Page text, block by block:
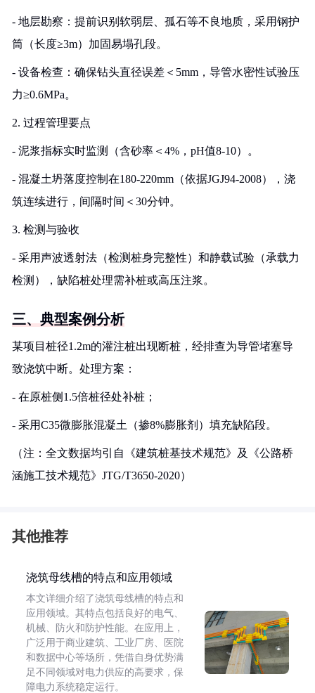
- 地层勘察：提前识别软弱层、孤石等不良地质，采用钢护
筒（长度≥3m）加固易塌孔段。
- 设备检查：确保钻头直径误差＜5mm，导管水密性试验压
力≥0.6MPa。
2. 过程管理要点
- 泥浆指标实时监测（含砂率＜4%，pH值8-10）。
- 混凝土坍落度控制在180-220mm（依据JGJ94-2008），浇
筑连续进行，间隔时间＜30分钟。
3. 检测与验收
- 采用声波透射法（检测桩身完整性）和静载试验（承载力
检测），缺陷桩处理需补桩或高压注浆。
三、典型案例分析
某项目桩径1.2m的灌注桩出现断桩，经排查为导管堵塞导
致浇筑中断。处理方案：
- 在原桩侧1.5倍桩径处补桩；
- 采用C35微膨胀混凝土（掺8%膨胀剂）填充缺陷段。
（注：全文数据均引自《建筑桩基技术规范》及《公路桥
涵施工技术规范》JTG/T3650-2020）
其他推荐
浇筑母线槽的特点和应用领域
本文详细介绍了浇筑母线槽的特点和
应用领域。其特点包括良好的电气、
机械、防火和防护性能。在应用上，
广泛用于商业建筑、工业厂房、医院
和数据中心等场所，凭借自身优势满
足不同领域对电力供应的高要求，保
障电力系统稳定运行。